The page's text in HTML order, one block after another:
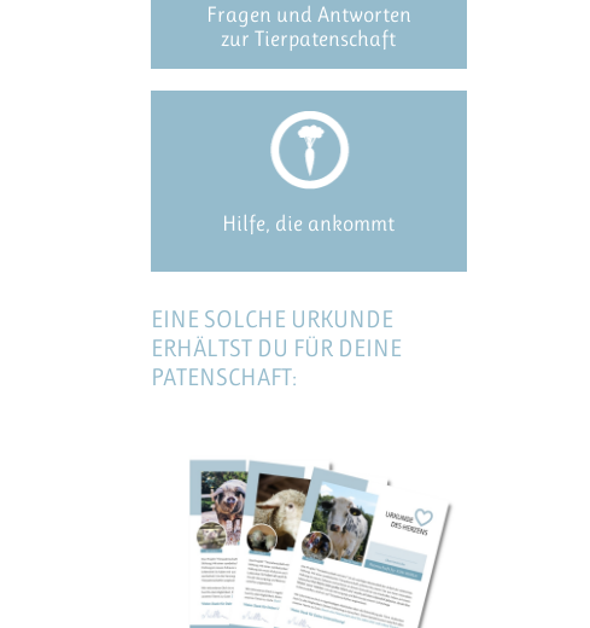
Fragen und Antworten
zur Tierpatenschaft
Hilfe, die ankommt
EINE SOLCHE URKUNDE
ERHÄLTST DU FÜR DEINE
PATENSCHAFT: